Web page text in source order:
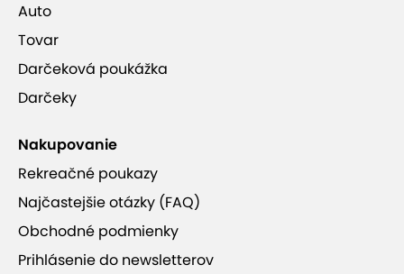
Auto
Tovar
Darčeková poukážka
Darčeky
Nakupovanie
Rekreačné poukazy
Najčastejšie otázky (FAQ)
Obchodné podmienky
Prihlásenie do newsletterov